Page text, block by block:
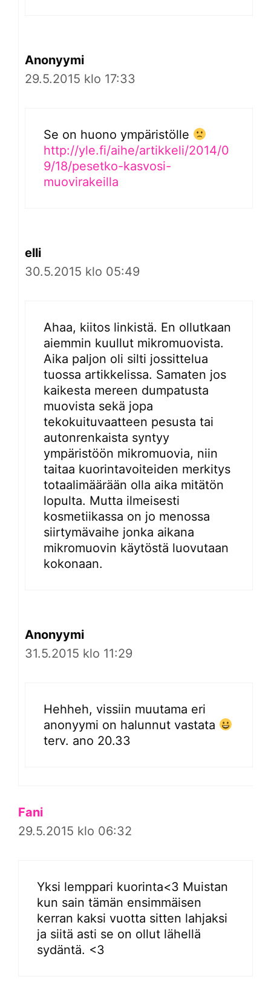
Anonyymi
29.5.2015 klo 17:33
Se on huono ympäristölle
http://yle.fi/aihe/artikkeli/2014/0
9/18/pesetko-kasvosi-
muovirakeilla
elli
30.5.2015 klo 05:49
Ahaa, kiitos linkistä. En ollutkaan
aiemmin kuullut mikromuovista.
Aika paljon oli silti jossittelua
tuossa artikkelissa. Samaten jos
kaikesta mereen dumpatusta
muovista sekä jopa
tekokuituvaatteen pesusta tai
autonrenkaista syntyy
ympäristöön mikromuovia, niin
taitaa kuorintavoiteiden merkitys
totaalimäärään olla aika mitätön
lopulta. Mutta ilmeisesti
kosmetiikassa on jo menossa
siirtymävaihe jonka aikana
mikromuovin käytöstä luovutaan
kokonaan.
Anonyymi
31.5.2015 klo 11:29
Hehheh, vissiin muutama eri
anonyymi on halunnut vastata
terv. ano 20.33
Fani
29.5.2015 klo 06:32
Yksi lemppari kuorinta<3 Muistan
kun sain tämän ensimmäisen
kerran kaksi vuotta sitten lahjaksi
ja siitä asti se on ollut lähellä
sydäntä. <3